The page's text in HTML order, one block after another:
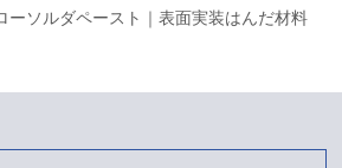
ーソルダペースト｜表面実装はんだ材料